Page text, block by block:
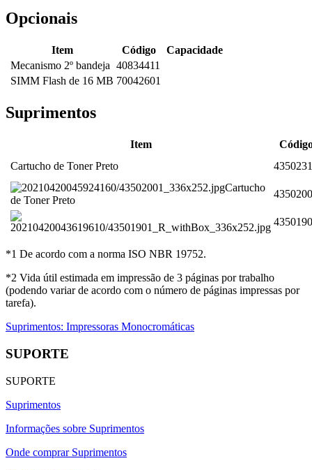
Opcionais
Item Código
Capacidade
Mecanismo 2º bandeja 40834411
SIMM Flash de 16 MB 70042601
Suprimentos
Item
Cartucho de Toner Preto
Cartucho
de Toner Preto
*1 De acordo com a norma ISO NBR 19752.
*2 Vida útil estimada em impressão de 3 páginas por trabalho
(podendo variar de acordo com o número de páginas impressas por
tarefa).
Suprimentos: Impressoras Monocromáticas
SUPORTE
SUPORTE
Suprimentos
Informações sobre Suprimentos
Onde comprar Suprimentos